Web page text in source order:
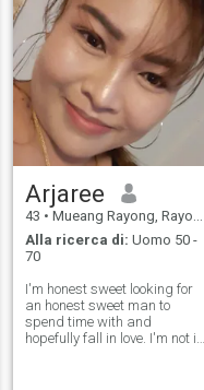
Arjaree​
43 • Mueang Rayong, Rayong, Thailandia
Alla ricerca di: Uomo 50 -
70
I'm​ honest​ sweet​ looking​ for​
an​ honest​ sweet​ man​ to​
spend​ time​ with​ and​
hopefully​ fall​ in​ love.​ I'm​ not​ in​